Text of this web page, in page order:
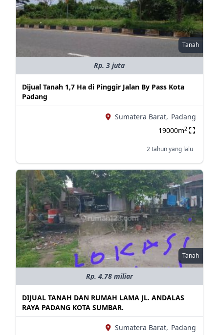
Tanah
Rp. 3 juta
Dijual Tanah 1,7 Ha di Pinggir Jalan By Pass Kota
Padang
Sumatera Barat, Padang
19000m2
2 tahun yang lalu
Tanah
Rp. 4.78 miliar
DIJUAL TANAH DAN RUMAH LAMA JL. ANDALAS
RAYA PADANG KOTA SUMBAR.
Sumatera Barat, Padang